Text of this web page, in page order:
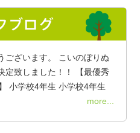
ございます。 こいのぼりぬ
定致しました！！ 【最優秀
小学校4年生 小学校4年生
more...